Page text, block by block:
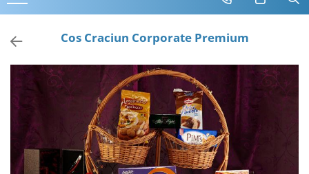
Bratari
Coliere
Brose
Tiare
Destinatari
Bijuterii Femei
Bijuterii Copii
Bijuterii Mirese
Cos Craciun Corporate Premium